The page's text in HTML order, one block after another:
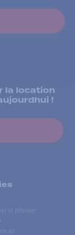
la location
!
et pétrolier
air